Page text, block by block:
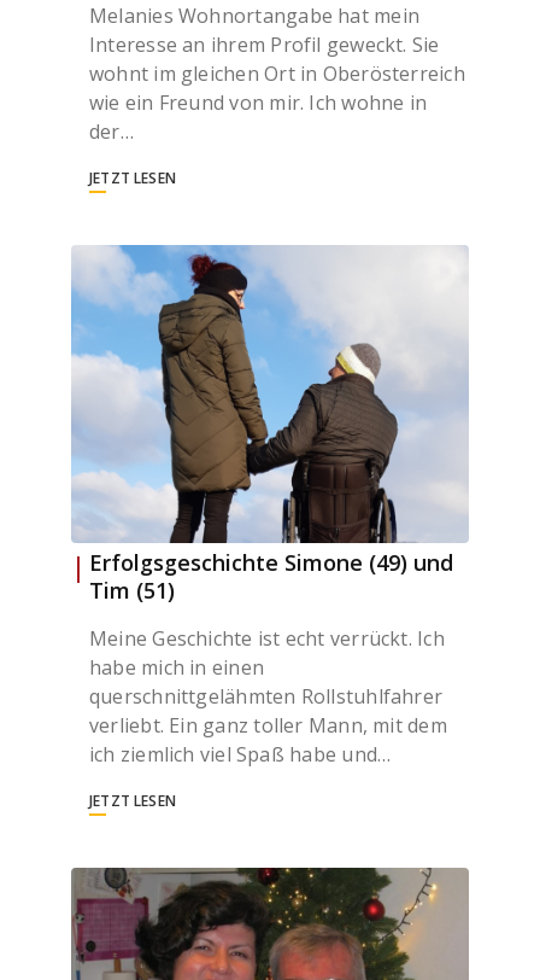
Melanies Wohnortangabe hat mein
Interesse an ihrem Profil geweckt. Sie
wohnt im gleichen Ort in Oberösterreich
wie ein Freund von mir. Ich wohne in
der…
JETZT LESEN
Erfolgsgeschichte Simone (49) und
Tim (51)
Meine Geschichte ist echt verrückt. Ich
habe mich in einen
querschnittgelähmten Rollstuhlfahrer
verliebt. Ein ganz toller Mann, mit dem
ich ziemlich viel Spaß habe und…
JETZT LESEN